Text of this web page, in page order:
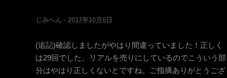
じみへん - 2017年10月6日
(追記)確認しましたがやはり間違っていました！正しく
は29回でした。リアルを売りにしているのでこういう部
分はやはり正しくないとですね。ご指摘ありがとうござ